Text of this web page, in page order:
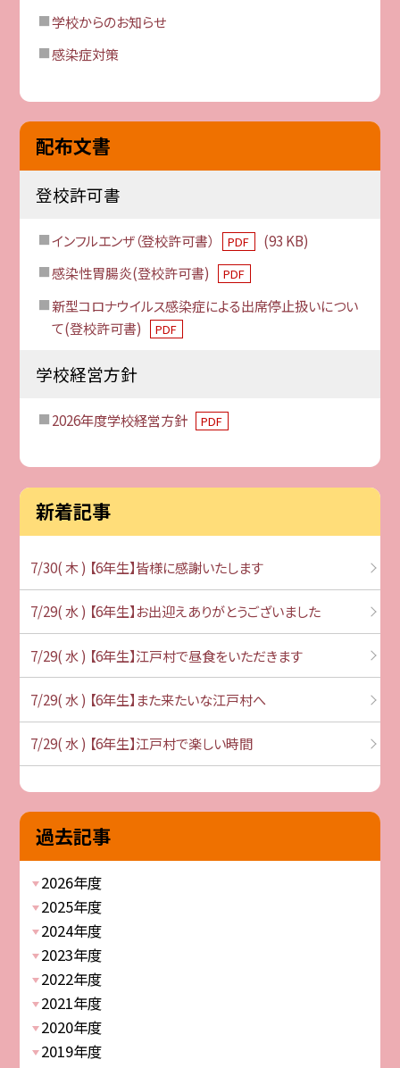
学校からのお知らせ
感染症対策
配布文書
登校許可書
インフルエンザ（登校許可書） PDF
(93 KB)
感染性胃腸炎(登校許可書)
PDF
新型コロナウイルス感染症による出席停止扱いについ
て(登校許可書)
PDF
学校経営方針
2026年度学校経営方針 PDF
新着記事
7/30( 木 ) 【6年生】皆様に感謝いたします
7/29( 水 ) 【6年生】お出迎えありがとうございました
7/29( 水 ) 【6年生】江戸村で昼食をいただきます
7/29( 水 ) 【6年生】また来たいな江戸村へ
7/29( 水 ) 【6年生】江戸村で楽しい時間
過去記事
2026年度
2025年度
2024年度
2023年度
2022年度
2021年度
2020年度
2019年度